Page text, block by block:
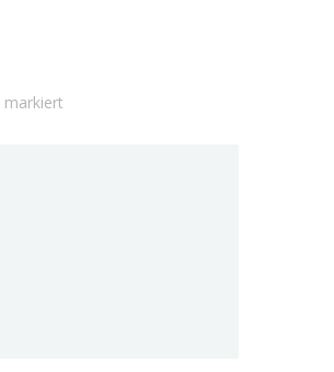
markiert